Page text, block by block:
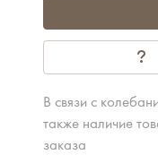
В связи с
также наличие
заказа